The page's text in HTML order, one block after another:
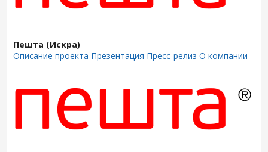
Пешта (Искра)
Описание проекта Презентация Пресс-релиз О компании